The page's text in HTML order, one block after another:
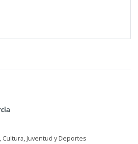
Juventud y Deportes